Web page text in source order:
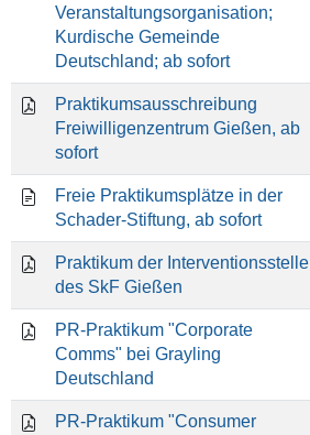
Veranstaltungsorganisation;
Kurdische Gemeinde
Deutschland; ab sofort
Praktikumsausschreibung
Freiwilligenzentrum Gießen, ab
sofort
Freie Praktikumsplätze in der
Schader-Stiftung, ab sofort
Praktikum der Interventionsstelle
des SkF Gießen
PR-Praktikum "Corporate
Comms" bei Grayling
Deutschland
PR-Praktikum "Consumer